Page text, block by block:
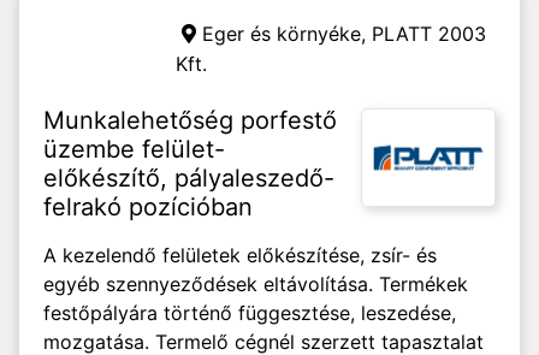
Eger és környéke, PLATT 2003
Kft.
Munkalehetőség porfestő
üzembe felület-
előkészítő, pályaleszedő-
felrakó pozícióban
A kezelendő felületek előkészítése, zsír- és
egyéb szennyeződések eltávolítása. Termékek
festőpályára történő függesztése, leszedése,
mozgatása. Termelő cégnél szerzett tapasztalat